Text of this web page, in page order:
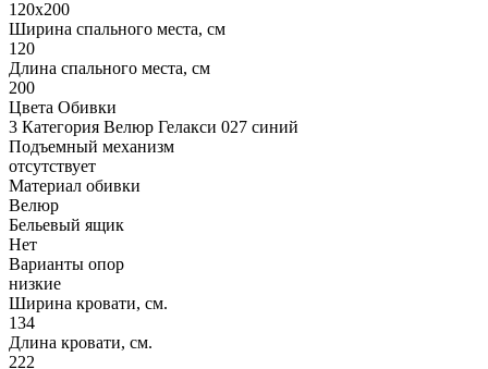
120х200
Ширина спального места, см
120
Длина спального места, см
200
Цвета Обивки
3 Категория Велюр Гелакси 027 синий
Подъемный механизм
отсутствует
Материал обивки
Велюр
Бельевый ящик
Нет
Варианты опор
низкие
Ширина кровати, см.
134
Длина кровати, см.
222